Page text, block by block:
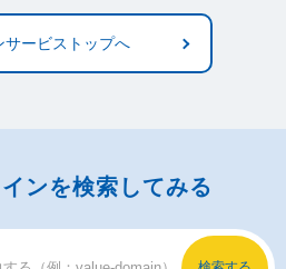
サービストップへ
ンを検索してみる